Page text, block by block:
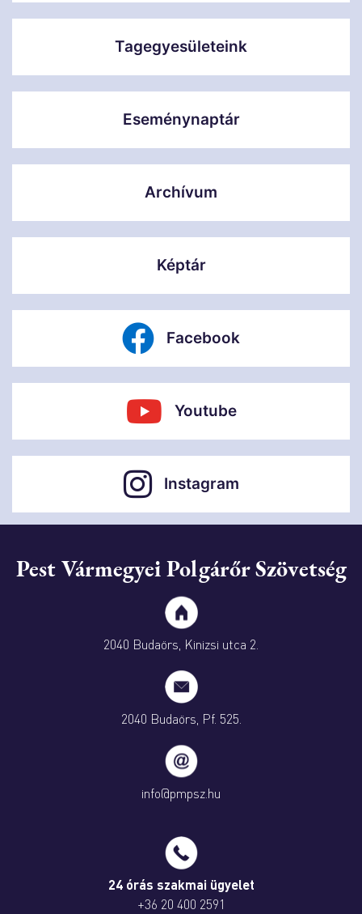
Tagegyesületeink
Eseménynaptár
Archívum
Képtár
Facebook
Youtube
Instagram
Pest Vármegyei Polgárőr Szövetség
2040 Budaörs, Kinizsi utca 2.
2040 Budaörs, Pf. 525.
info@pmpsz.hu
24 órás szakmai ügyelet
+36 20 400 2591